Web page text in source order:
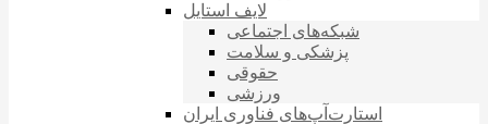
لایف استایل
شبکه‌های اجتماعی
پزشکی و سلامت
حقوقی
ورزشی
استارت‌آپ‌های فناوری ایران